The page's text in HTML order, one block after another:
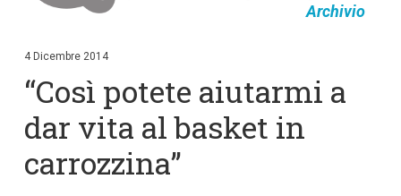
Archivio
i
n
e
n
4 Dicembre 2014
“Così potete aiutarmi a
dar vita al basket in
carrozzina”